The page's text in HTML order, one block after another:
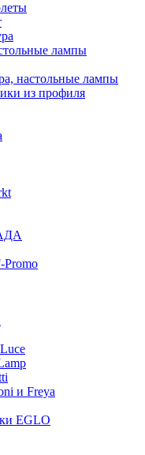
лампы
настольные лампы
из профиля
Promo
и Freya
EGLO